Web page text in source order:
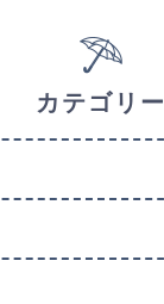
カテゴリー